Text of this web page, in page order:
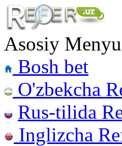
Asosiy Menyu
Bosh bet
O'zbekcha
Rus-tilida
Inglizcha